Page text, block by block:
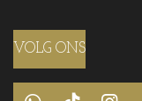
VOLG ONS